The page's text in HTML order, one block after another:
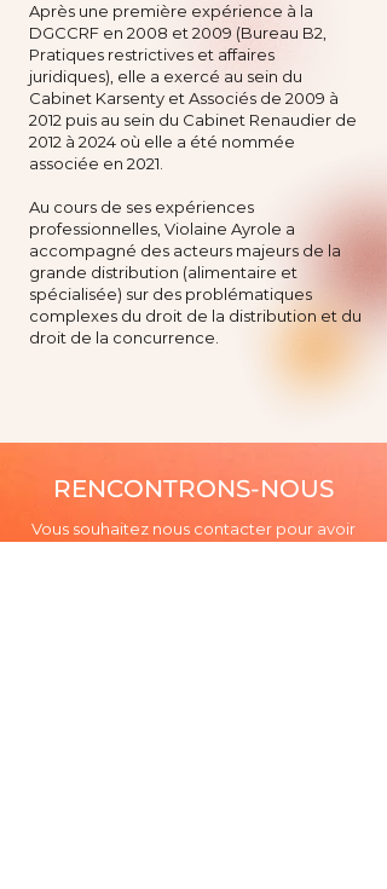
Après une première expérience à la
DGCCRF en 2008 et 2009 (Bureau B2,
Pratiques restrictives et affaires
juridiques), elle a exercé au sein du
Cabinet Karsenty et Associés de 2009 à
2012 puis au sein du Cabinet Renaudier de
2012 à 2024 où elle a été nommée
associée en 2021.
Au cours de ses expériences
professionnelles, Violaine Ayrole a
accompagné des acteurs majeurs de la
grande distribution (alimentaire et
spécialisée) sur des problématiques
complexes du droit de la distribution et du
droit de la concurrence.
RENCONTRONS-NOUS
Vous souhaitez nous contacter pour avoir